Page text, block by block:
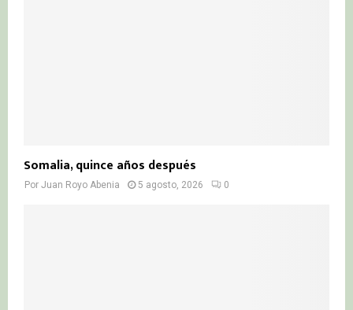
Somalia, quince años después
Por Juan Royo Abenia 5 agosto, 2026 0